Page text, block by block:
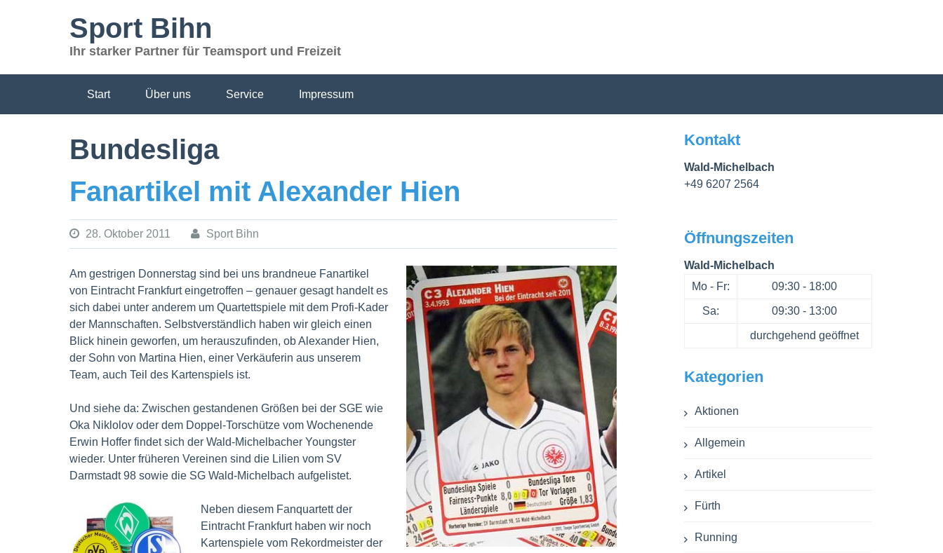
Sport Bihn
Ihr starker Partner für Teamsport und Freizeit
Start Über uns Service Impressum
Bundesliga
Fanartikel mit Alexander Hien
28. Oktober 2011 Sport Bihn
Am gestrigen Donnerstag sind bei uns brandneue Fanartikel
von Eintracht Frankfurt eingetroffen – genauer gesagt handelt es
sich dabei unter anderem um Quartettspiele mit dem Profi-Kader
der Mannschaften. Selbstverständlich haben wir gleich einen
Blick hinein geworfen, um herauszufinden, ob Alexander Hien,
der Sohn von Martina Hien, einer Verkäuferin aus unserem
Team, auch Teil des Kartenspiels ist.
Und siehe da: Zwischen gestandenen Größen bei der SGE wie
Oka Niklolov oder dem Doppel-Torschütze vom Wochenende
Erwin Hoffer findet sich der Wald-Michelbacher Youngster
wieder. Unter früheren Vereinen sind die Lilien vom SV
Darmstadt 98 sowie die SG Wald-Michelbach aufgelistet.
Neben diesem Fanquartett der
Eintracht Frankfurt haben wir noch
Kartenspiele vom Rekordmeister der
Kontakt
Wald-Michelbach
+49 6207 2564
Öffnungszeiten
Wald-Michelbach
Mo - Fr:
09:30 - 18:00
Sa: 09:30 - 13:00
durchgehend geöffnet
Kategorien
Aktionen
Allgemein
Artikel
Fürth
Running